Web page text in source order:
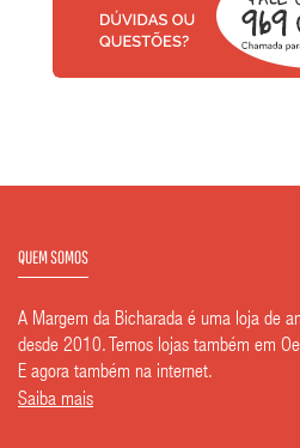
QUEM SOMOS
A Margem da Bicharada é uma loja de
desde 2010. Temos lojas também em
E agora também na internet.
Saiba mais